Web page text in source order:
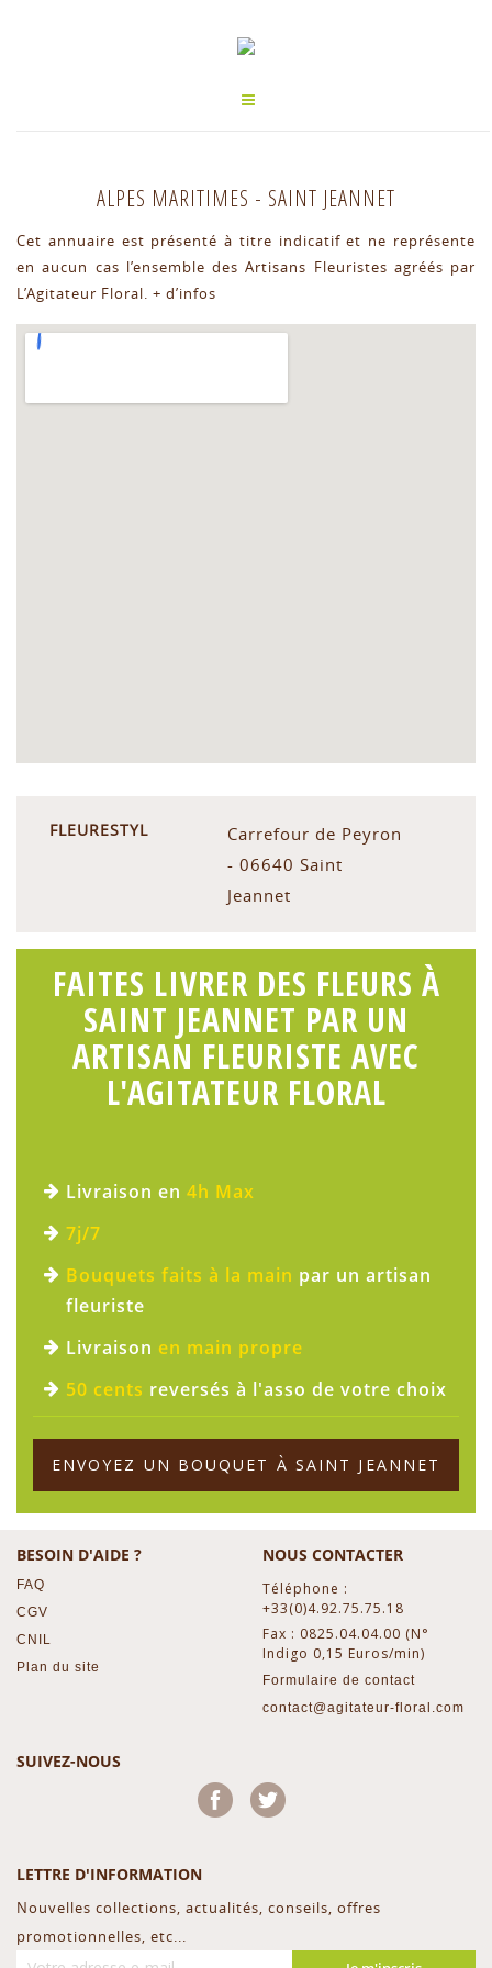
ALPES MARITIMES - SAINT JEANNET
Cet annuaire est présenté à titre indicatif et ne représente
en aucun cas l’ensemble des Artisans Fleuristes agréés par
L’Agitateur Floral. + d’infos
FLEURESTYL
Carrefour de Peyron
- 06640 Saint
Jeannet
FAITES LIVRER DES FLEURS À
SAINT JEANNET PAR UN
ARTISAN FLEURISTE AVEC
L'AGITATEUR FLORAL
Livraison en 4h Max
7j/7
Bouquets faits à la main par un artisan
fleuriste
Livraison en main propre
50 cents reversés à l'asso de votre choix
ENVOYEZ UN BOUQUET À SAINT JEANNET
BESOIN D'AIDE ?
FAQ
CGV
CNIL
Plan du site
NOUS CONTACTER
Téléphone :
+33(0)4.92.75.75.18
Fax : 0825.04.04.00 (N°
Indigo 0,15 Euros/min)
Formulaire de contact
contact@agitateur-floral.com
SUIVEZ-NOUS
Facebook
LETTRE D'INFORMATION
Nouvelles collections, actualités, conseils, offres
promotionnelles, etc...